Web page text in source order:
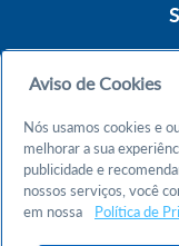
Aviso de Cookies
Nós usamos cookies e
melhorar a sua
publicidade e
nossos serviços, você
em nossa
Política de